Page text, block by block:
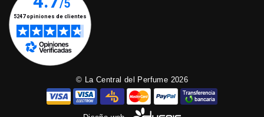
© La Central del Perfume 2026